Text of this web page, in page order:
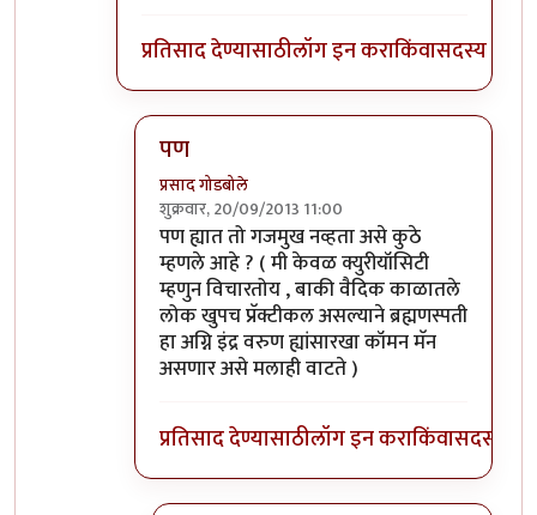
प्रतिसाद देण्यासाठीलॉग इन कराकिंवासदस्य व्हा
पण
प्रसाद गोडबोले
शुक्रवार, 20/09/2013 11:00
In reply toब्र्ह्मणस्पति म्हणजे आपला
पण ह्यात तो गजमुख नव्हता असे कुठे
म्हणले आहे ? ( मी केवळ क्युरीयॉसिटी
म्हणुन विचारतोय , बाकी वैदिक काळातले
लोक खुपच प्रॅक्टीकल असल्याने ब्रह्मणस्पती
हा अग्नि इंद्र वरुण ह्यांसारखा कॉमन मॅन
असणार असे मलाही वाटते )
प्रतिसाद देण्यासाठीलॉग इन कराकिंवासदस्य व्हा